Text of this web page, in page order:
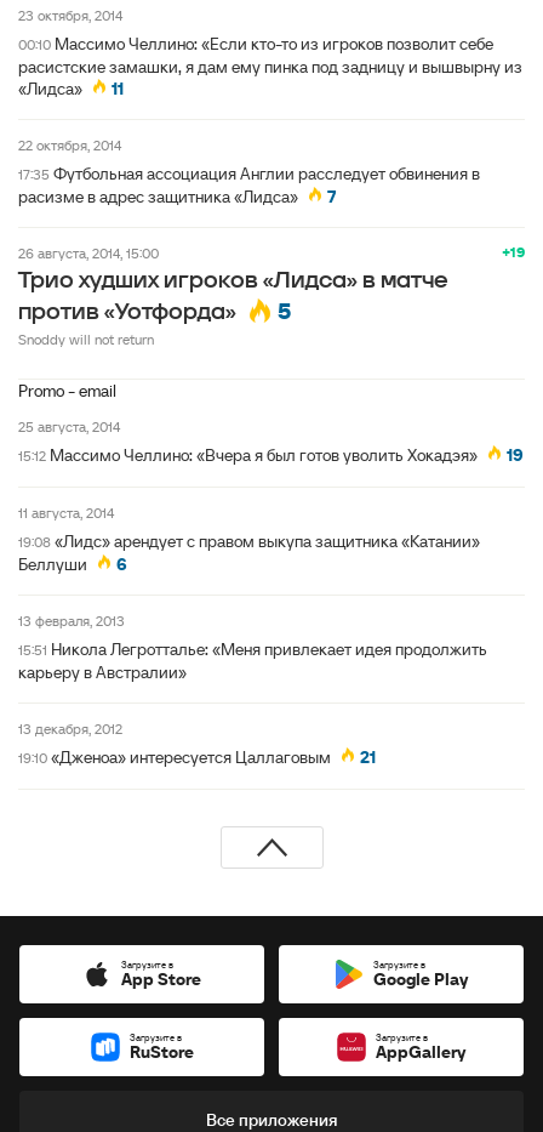
23 октября, 2014
00:10 Массимо Челлино: «Если кто-то из игроков позволит себе
расистские замашки, я дам ему пинка под задницу и вышвырну из
«Лидса»
11
22 октября, 2014
17:35 Футбольная ассоциация Англии расследует обвинения в
расизме в адрес защитника «Лидса»
7
+19
26 августа, 2014, 15:00
Трио худших игроков «Лидса» в матче
против «Уотфорда»
5
Snoddy will not return
Promo - email
25 августа, 2014
15:12 Массимо Челлино: «Вчера я был готов уволить Хокадэя» 19
11 августа, 2014
19:08 «Лидс» арендует с правом выкупа защитника «Катании»
Беллуши
6
13 февраля, 2013
15:51 Никола Легротталье: «Меня привлекает идея продолжить
карьеру в Австралии»
13 декабря, 2012
19:10 «Дженоа» интересуется Цаллаговым 21
Загрузите в
App Store
Загрузите в
Google Play
Загрузите в
RuStore
Загрузите в
AppGallery
Все приложения